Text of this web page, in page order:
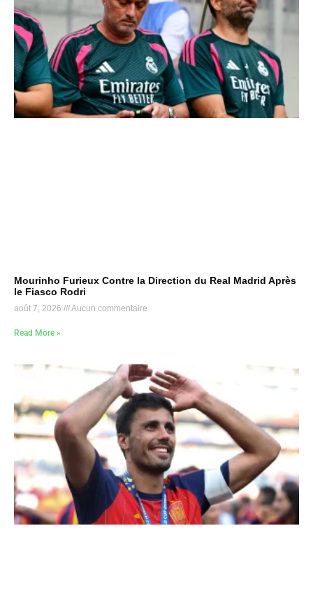
Mourinho Furieux Contre la Direction du Real Madrid Après
le Fiasco Rodri
août 7, 2026 Aucun commentaire
Read More »